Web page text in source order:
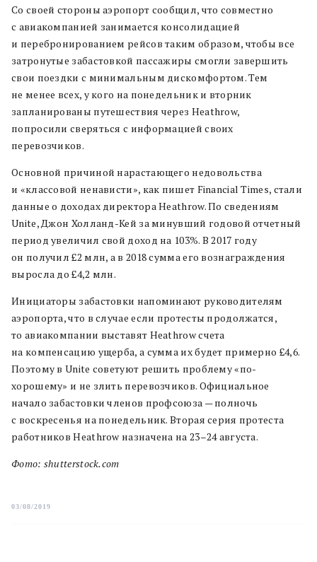
Со своей стороны аэропорт сообщил, что совместно
с авиакомпанией занимается консолидацией
и перебронированием рейсов таким образом, чтобы все
затронутые забастовкой пассажиры смогли завершить
свои поездки с минимальным дискомфортом. Тем
не менее всех, у кого на понедельник и вторник
запланированы путешествия через Heathrow,
попросили сверяться с информацией своих
перевозчиков.
Основной причиной нарастающего недовольства
и «классовой ненависти», как пишет Financial Times, стали
данные о доходах директора Heathrow. По сведениям
Unite, Джон Холланд-Кей за минувший годовой отчетный
период увеличил свой доход на 103%. В 2017 году
он получил £2 млн, а в 2018 сумма его вознаграждения
выросла до £4,2 млн.
Инициаторы забастовки напоминают руководителям
аэропорта, что в случае если протесты продолжатся,
то авиакомпании выставят Heathrow счета
на компенсацию ущерба, а сумма их будет примерно £4,6.
Поэтому в Unite советуют решить проблему «по-
хорошему» и не злить перевозчиков. Официальное
начало забастовки членов профсоюза — полночь
с воскресенья на понедельник. Вторая серия протеста
работников Heathrow назначена на 23–24 августа.
Фото: shutterstock.com
03/08/2019